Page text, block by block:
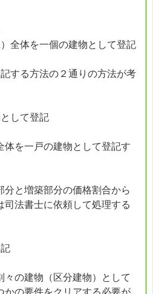
全体を一個の建物として登記
する方法の２通りの方法が考
して登記
体を一戸の建物として登記す
分と増築部分の価格割合から
司法書士に依頼して処理する
々の建物（区分建物）として